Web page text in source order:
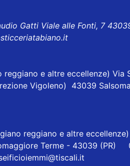
Gatti Viale alle Fonti, 7
reggiano e altre eccellenze) Via
Vigoleno) 43039
reggiano e altre eccellenze)
Terme - 43039 (PR)